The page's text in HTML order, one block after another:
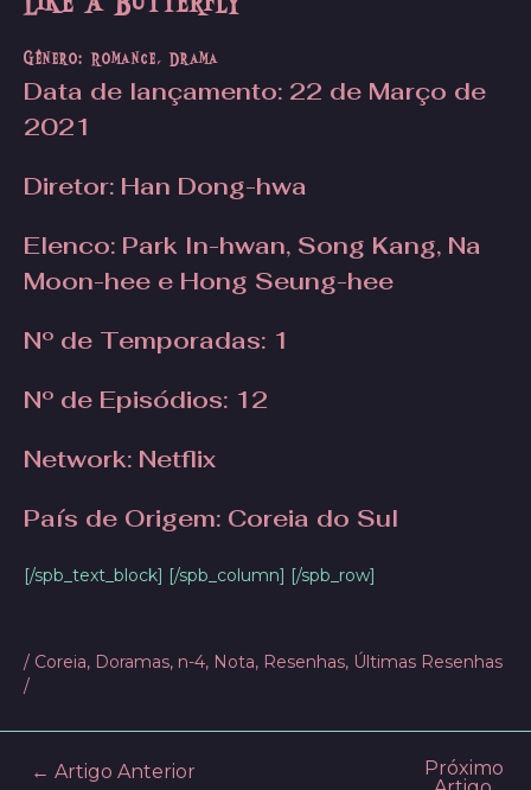
Gênero: Romance, Drama
Data de lançamento: 22 de Março de
2021
Diretor: Han Dong-hwa
Elenco: Park In-hwan, Song Kang, Na
Moon-hee e Hong Seung-hee
Nº de Temporadas: 1
Nº de Episódios: 12
Network: Netflix
País de Origem: Coreia do Sul
[/spb_text_block] [/spb_column] [/spb_row]
/ Coreia, Doramas, n-4, Nota, Resenhas, Últimas Resenhas
/
Post← Artigo Anterior
Próximo